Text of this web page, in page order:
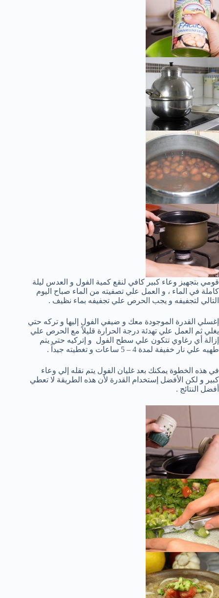
قومي بتجهيز وعاء كبير كافي لنقع كمية الفول و العدس ليلة
كاملة في الماء ، و العمل علي تصفيته من الماء صباح اليوم
التالي لتجفيفه و يجب الحرص علي تجفيفه بماء نظيف .
إغسلي القدرة الموجودة معك و ضيفي الفول إليها و تركه حتي
يغلي ثم العمل علي تهدئة درجة الحرارة قليلاً مع الحرص علي
إزالة أي رغاوي تتكون علي سطح الفول و إتركيه حتي يتم
طهيه علي نار خفيفة لمدة 4 – 5 ساعات و تغطيته جيداً .
في هذه الخطوة يمكنك بعد غليان الفول يتم نقله إلي وعاء
كبير و لكن الأفضل إستخدام القدرة لأن هذه الطريقة لا تعطي
أفضل النتائج .